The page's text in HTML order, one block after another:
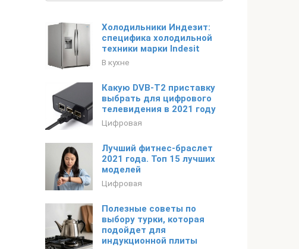
Холодильники Индезит:
специфика холодильной
техники марки Indesit
В кухне
Какую DVB-T2 приставку
выбрать для цифрового
телевидения в 2021 году
Цифровая
Лучший фитнес-браслет
2021 года. Топ 15 лучших
моделей
Цифровая
Полезные советы по
выбору турки, которая
подойдет для
индукционной плиты